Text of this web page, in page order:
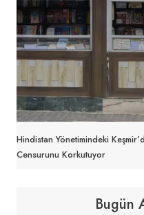
Hindistan Yönetimindeki
Censurunu Korkutuyor
Bugün